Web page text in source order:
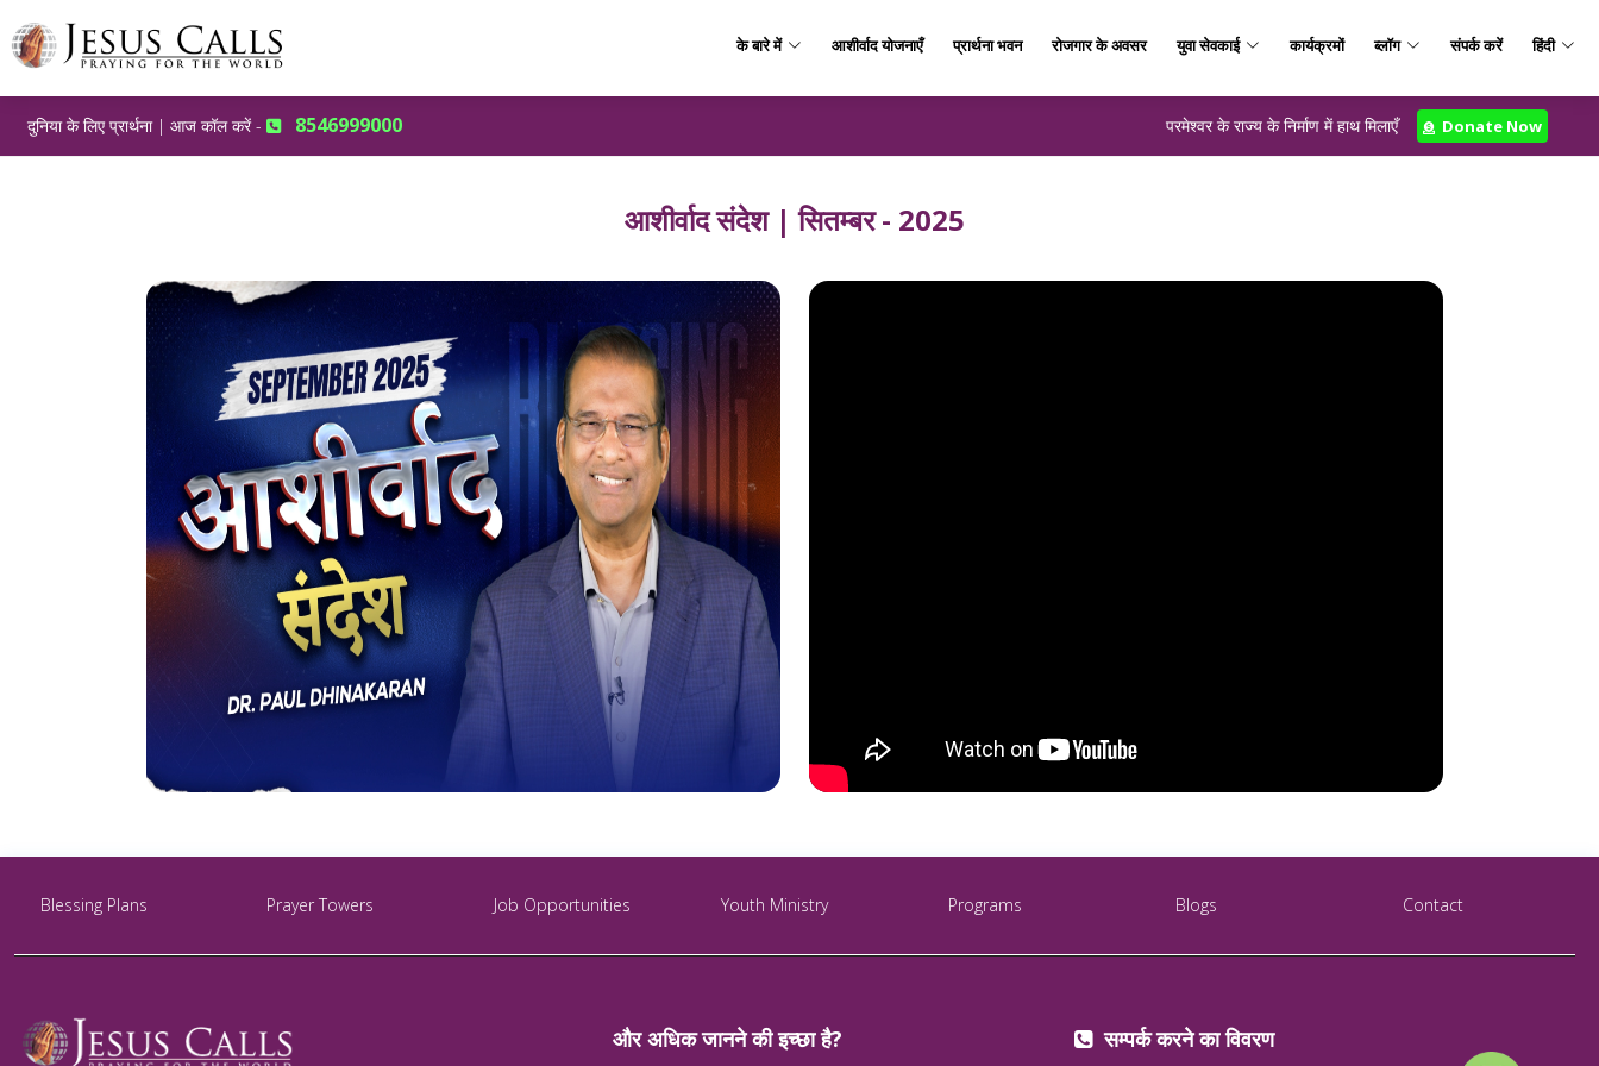
के बारे में आशीर्वाद योजनाएँ प्रार्थना भवन रोजगार के अवसर युवा सेवकाई कार्यक्रमों ब्लॉग संपर्क करें हिंदी
दुनिया के लिए प्रार्थना | आज कॉल करें - 8546999000 परमेश्वर के राज्य के निर्माण में हाथ मिलाएँ Donate Now
आशीर्वाद संदेश | सितम्बर - 2025
Blessing Plans Prayer Towers Job Opportunities Youth Ministry Programs Blogs Contact
और अधिक जानने की इच्छा है? सम्पर्क करने का विवरण